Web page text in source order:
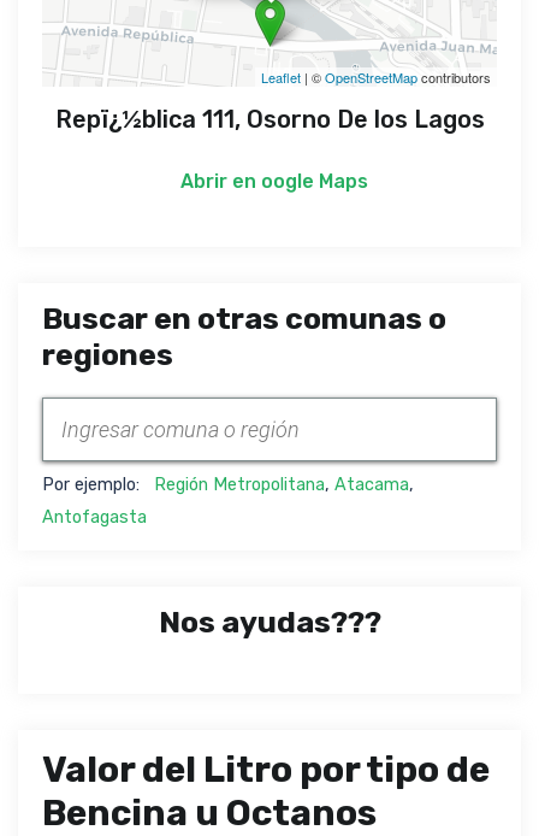
Leaflet | ©OpenStreetMapcontributors
Repï¿½blica 111, Osorno De los Lagos
Abrir en oogle Maps
Buscar en otras comunas o
regiones
Por ejemplo: Región Metropolitana, Atacama,
Antofagasta
Nos ayudas???
Valor del Litro por tipo de
Bencina u Octanos